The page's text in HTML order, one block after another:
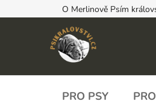
na
O Merlinově Psím
PRO PSY